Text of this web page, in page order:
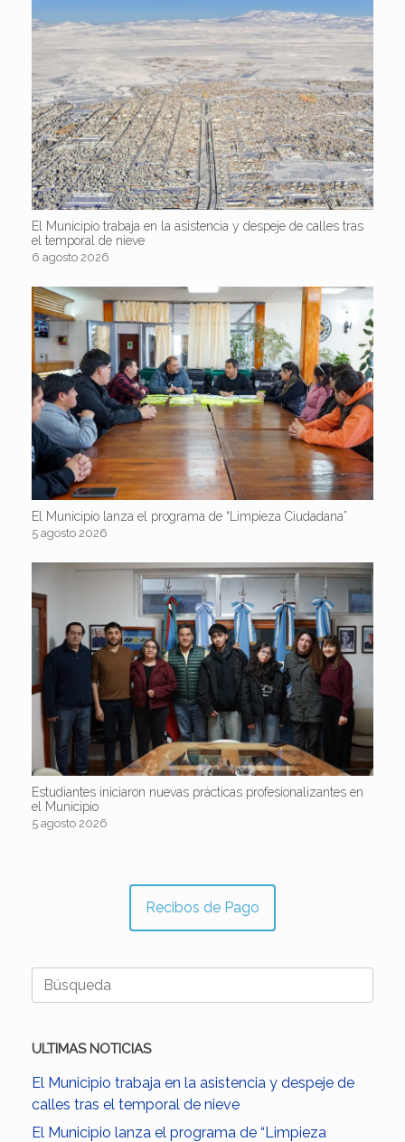
El Municipio trabaja en la asistencia y despeje de calles tras
el temporal de nieve
6 agosto 2026
El Municipio lanza el programa de “Limpieza Ciudadana”
5 agosto 2026
Estudiantes iniciaron nuevas prácticas profesionalizantes en
el Municipio
5 agosto 2026
Recibos de Pago
Buscar:
ULTIMAS NOTICIAS
El Municipio trabaja en la asistencia y despeje de
calles tras el temporal de nieve
El Municipio lanza el programa de “Limpieza